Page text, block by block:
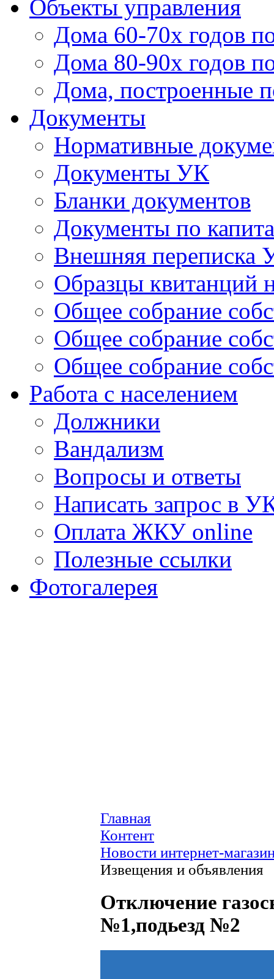
Объекты управления
Дома 60-70х годов
Дома 80-90х годов
Дома, построенные
Документы
Нормативные
Документы УК
Бланки документов
Документы по
Внешняя переписка
Образцы квитанций
Общее собрание
Общее собрание
Общее собрание
Работа с населением
Должники
Вандализм
Вопросы и ответы
Написать запрос в
Оплата ЖКУ online
Полезные ссылки
Фотогалерея
Главная
Контент
Новости интернет-
Извещения и объявления
Отключение
№1,подьезд №2